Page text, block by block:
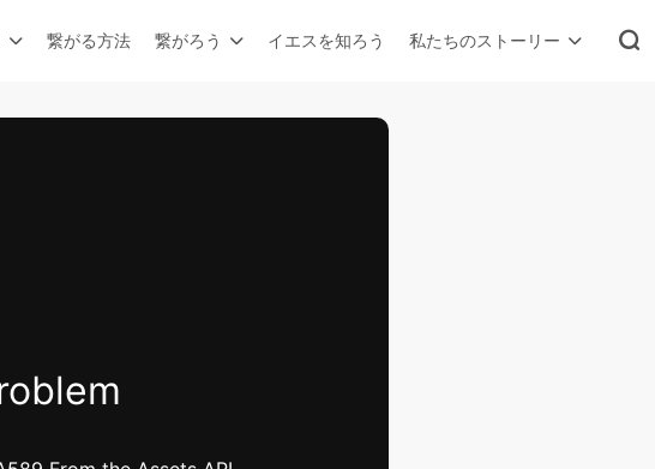
繋がる方法 繋がろう イエスを知ろう 私たちのストーリー